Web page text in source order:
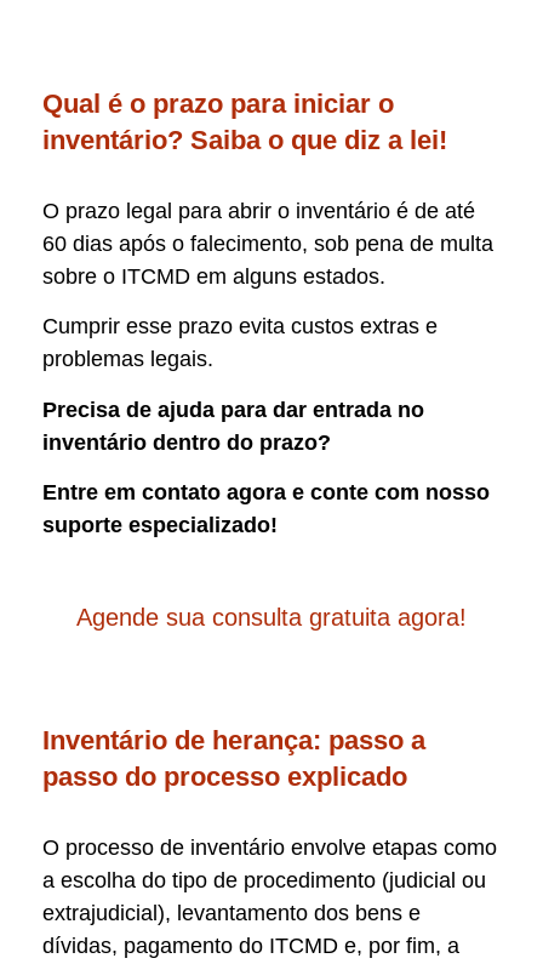
Qual é o prazo para iniciar o
inventário? Saiba o que diz a lei!
O prazo legal para abrir o inventário é de até
60 dias após o falecimento, sob pena de multa
sobre o ITCMD em alguns estados.
Cumprir esse prazo evita custos extras e
problemas legais.
Precisa de ajuda para dar entrada no
inventário dentro do prazo?
Entre em contato agora e conte com nosso
suporte especializado!
Agende sua consulta gratuita agora!
Inventário de herança: passo a
passo do processo explicado
O processo de inventário envolve etapas como
a escolha do tipo de procedimento (judicial ou
extrajudicial), levantamento dos bens e
dívidas, pagamento do ITCMD e, por fim, a